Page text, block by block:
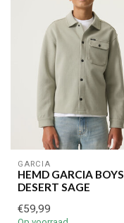
GARCIA
HEMD GARCIA BOYS
DESERT SAGE
€59,99